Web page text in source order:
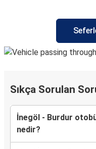
Sıkça Sorulan
İnegöl - Burdur
nedir?